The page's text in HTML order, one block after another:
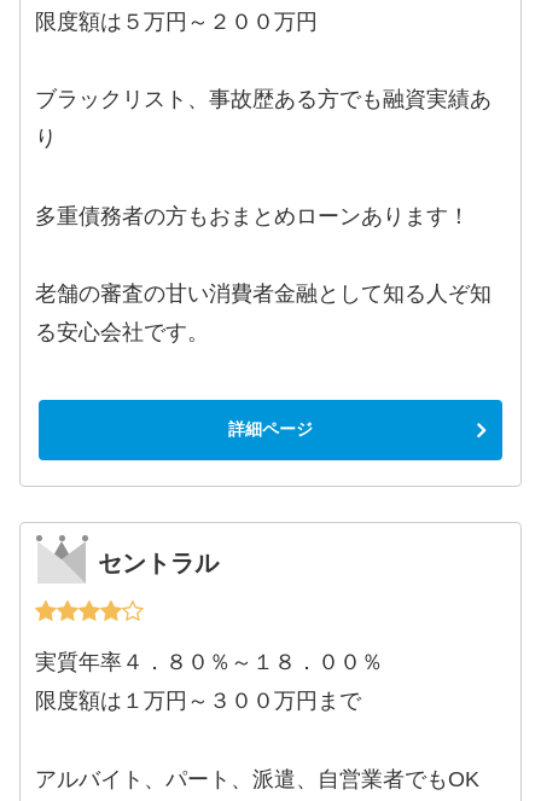
限度額は５万円～２００万円
ブラックリスト、事故歴ある方でも融資実績あ
り
多重債務者の方もおまとめローンあります！
老舗の審査の甘い消費者金融として知る人ぞ知
る安心会社です。
詳細ページ
セントラル
実質年率４．８０％～１８．００％
限度額は１万円～３００万円まで
アルバイト、パート、派遣、自営業者でもOK